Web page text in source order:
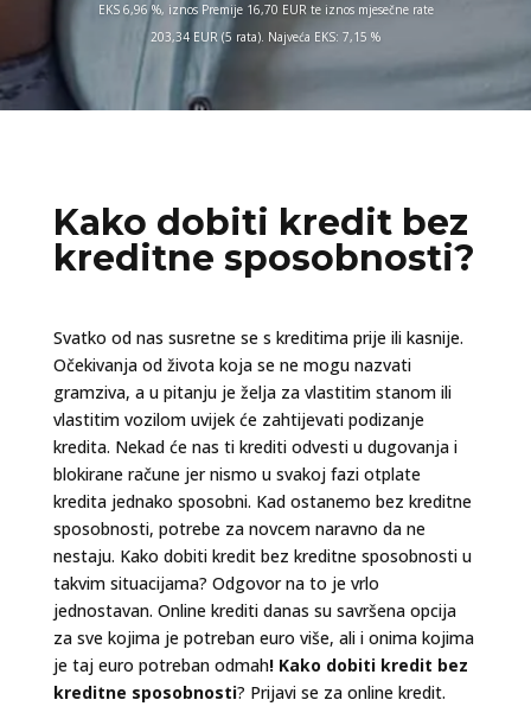
EKS 6,96 %, iznos Premije 16,70 EUR te iznos mjesečne rate
203,34 EUR (5 rata). Najveća EKS: 7,15 %
Kako dobiti kredit bez
kreditne sposobnosti?
Svatko od nas susretne se s kreditima prije ili kasnije.
Očekivanja od života koja se ne mogu nazvati
gramziva, a u pitanju je želja za vlastitim stanom ili
vlastitim vozilom uvijek će zahtijevati podizanje
kredita. Nekad će nas ti krediti odvesti u dugovanja i
blokirane račune jer nismo u svakoj fazi otplate
kredita jednako sposobni. Kad ostanemo bez kreditne
sposobnosti, potrebe za novcem naravno da ne
nestaju. Kako dobiti kredit bez kreditne sposobnosti u
takvim situacijama? Odgovor na to je vrlo
jednostavan. Online krediti danas su savršena opcija
za sve kojima je potreban euro više, ali i onima kojima
je taj euro potreban odmah! Kako dobiti kredit bez
kreditne sposobnosti? Prijavi se za online kredit.